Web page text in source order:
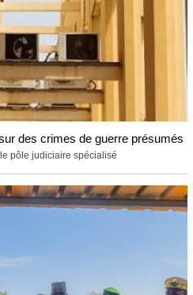
des crimes de guerre présumés
pôle judiciaire spécialisé